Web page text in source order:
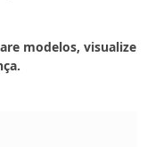
modelos, visualize